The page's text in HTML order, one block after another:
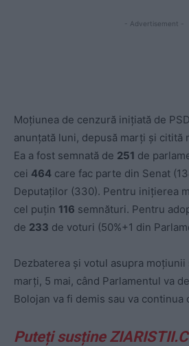
- Advertisement -
Moțiunea de cenzură inițiată de
anunțată luni, depusă marți și citită
Ea a fost semnată de 251 de
cei 464 care fac parte din Senat
Deputaților (330). Pentru inițierea
cel puțin 116 semnături. Pentru
de 233 de voturi (50%+1 din
Dezbaterea și votul asupra
marți, 5 mai, când Parlamentul va
Bolojan va fi demis sau va continua
Puteți susține